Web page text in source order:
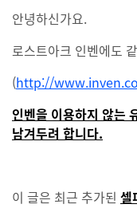
안녕하신가요.
로스트아크 인벤에도
(http://
인벤을 이용하지 않는
남겨두려 합니다.
이 글은 최근 추가된 셀